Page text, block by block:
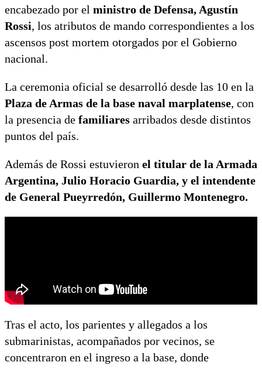
encabezado por el ministro de Defensa, Agustín
Rossi, los atributos de mando correspondientes a los
ascensos post mortem otorgados por el Gobierno
nacional.
La ceremonia oficial se desarrolló desde las 10 en la
Plaza de Armas de la base naval marplatense, con
la presencia de familiares arribados desde distintos
puntos del país.
Además de Rossi estuvieron el titular de la Armada
Argentina, Julio Horacio Guardia, y el intendente
de General Pueyrredón, Guillermo Montenegro.
Tras el acto, los parientes y allegados a los
submarinistas, acompañados por vecinos, se
concentraron en el ingreso a la base, donde